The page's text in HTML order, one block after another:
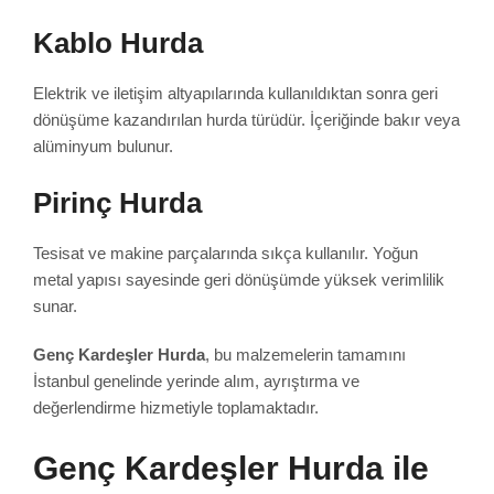
Kablo Hurda
Elektrik ve iletişim altyapılarında kullanıldıktan sonra geri
dönüşüme kazandırılan hurda türüdür. İçeriğinde bakır veya
alüminyum bulunur.
Pirinç Hurda
Tesisat ve makine parçalarında sıkça kullanılır. Yoğun
metal yapısı sayesinde geri dönüşümde yüksek verimlilik
sunar.
Genç Kardeşler Hurda, bu malzemelerin tamamını
İstanbul genelinde yerinde alım, ayrıştırma ve
değerlendirme hizmetiyle toplamaktadır.
Genç Kardeşler Hurda ile